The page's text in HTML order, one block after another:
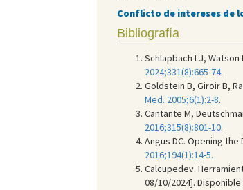
Conflicto de intereses de
Bibliografía
Schlapbach LJ, Watson
2024;331(8):665-74.
Goldstein B, Giroir B,
Med. 2005;6(1):2-8.
Cantante M,
2016;315(8):801-10.
Angus DC. Opening
2016;194(1):14-5.
Calcupedev.
08/10/2024]. Disponible